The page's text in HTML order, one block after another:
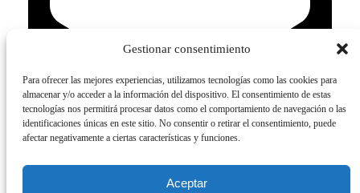
Gestionar consentimiento
Para ofrecer las mejores experiencias, utilizamos tecnologías como las cookies para
almacenar y/o acceder a la información del dispositivo. El consentimiento de estas
tecnologías nos permitirá procesar datos como el comportamiento de navegación o las
identificaciones únicas en este sitio. No consentir o retirar el consentimiento, puede
afectar negativamente a ciertas características y funciones.
Aceptar